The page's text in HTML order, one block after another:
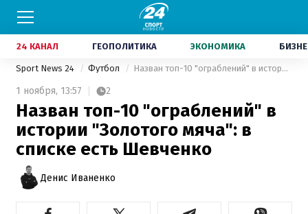
24 КАНАЛ ГЕОПОЛИТИКА ЭКОНОМИКА
Sport News 24 Футбол Назван топ-10 "ограблений" в истории "Золотого мяча": в списке есть Шевченко
1 ноября, 13:57 2
Назван топ-10 "ограблений" в
истории "Золотого мяча": в
списке есть Шевченко
Денис Иваненко